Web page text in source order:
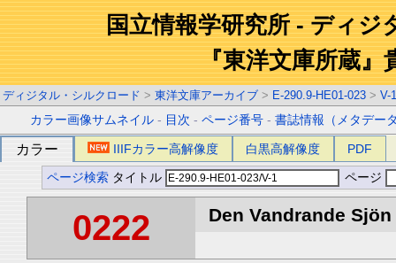
国立情報学研究所 - ディジ
『東洋文庫所蔵』
ディジタル・シルクロード > 東洋文庫アーカイブ > E-290.9-HE01-023 > V-1
カラー画像サムネイル - 目次 -ページ番号 -書誌情報（メタデー
カラー IIIFカラー高解像度 白黒高解像度 PDF
ページ検索 タイトル ページ
0222 Den Vandrande